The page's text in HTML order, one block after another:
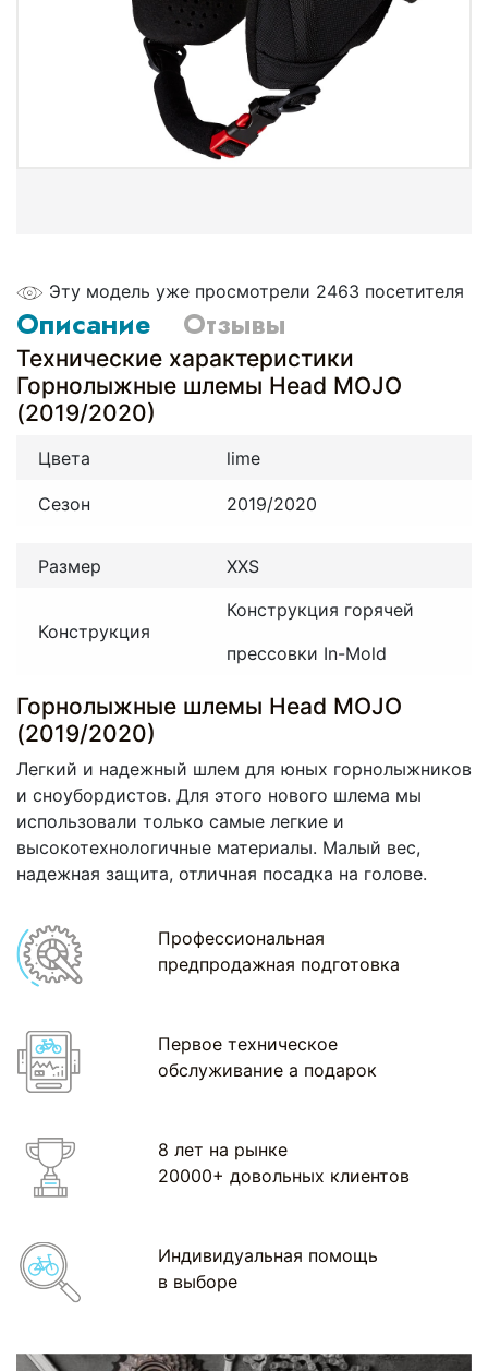
Эту модель уже просмотрели 2463 посетителя
Описание Отзывы
Технические характеристики
Горнолыжные шлемы Head MOJO
(2019/2020)
Цвета lime
Сезон 2019/2020
Размер XXS
Конструкция
Конструкция горячей
прессовки In-Mold
Горнолыжные шлемы Head MOJO
(2019/2020)
Легкий и надежный шлем для юных горнолыжников
и сноубордистов. Для этого нового шлема мы
использовали только самые легкие и
высокотехнологичные материалы. Малый вес,
надежная защита, отличная посадка на голове.
Профессиональная
предпродажная подготовка
Первое техническое
обслуживание а подарок
8 лет на рынке
20000+ довольных клиентов
Индивидуальная помощь
в выборе